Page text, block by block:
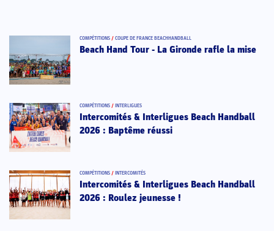
COMPÉTITIONS / COUPE DE FRANCE BEACHHANDBALL
Beach Hand Tour - La Gironde rafle la mise
COMPÉTITIONS / INTERLIGUES
Intercomités & Interligues Beach Handball
2026 : Baptême réussi
COMPÉTITIONS / INTERCOMITÉS
Intercomités & Interligues Beach Handball
2026 : Roulez jeunesse !